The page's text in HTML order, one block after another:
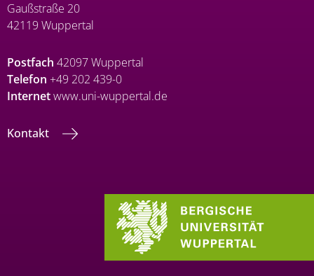
Gaußstraße 20
42119 Wuppertal
Postfach 42097 Wuppertal
Telefon +49 202 439-0
Internetwww.uni-wuppertal.de
Kontakt